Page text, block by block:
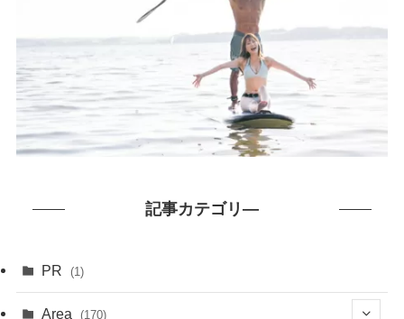
記事カテゴリ―
PR (1)
Area (170)